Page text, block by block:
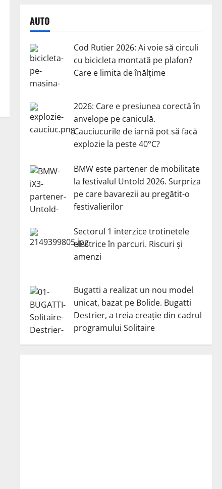
AUTO
Cod Rutier 2026: Ai voie să circuli
cu bicicleta montată pe plafon?
Care e limita de înălțime
2026: Care e presiunea corectă în
anvelope pe caniculă.
Cauciucurile de iarnă pot să facă
explozie la peste 40°C?
BMW este partener de mobilitate
la festivalul Untold 2026. Surpriza
pe care bavarezii au pregătit-o
festivalierilor
Sectorul 1 interzice trotinetele
electrice în parcuri. Riscuri și
amenzi
Bugatti a realizat un nou model
unicat, bazat pe Bolide. Bugatti
Destrier, a treia creație din cadrul
programului Solitaire